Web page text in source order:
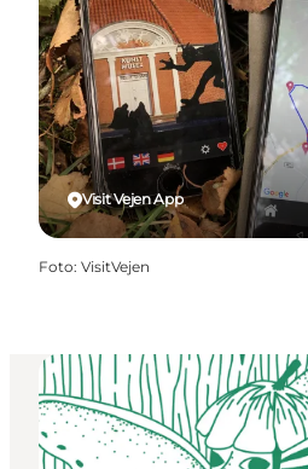
Visit Vejen App
Foto: VisitVejen